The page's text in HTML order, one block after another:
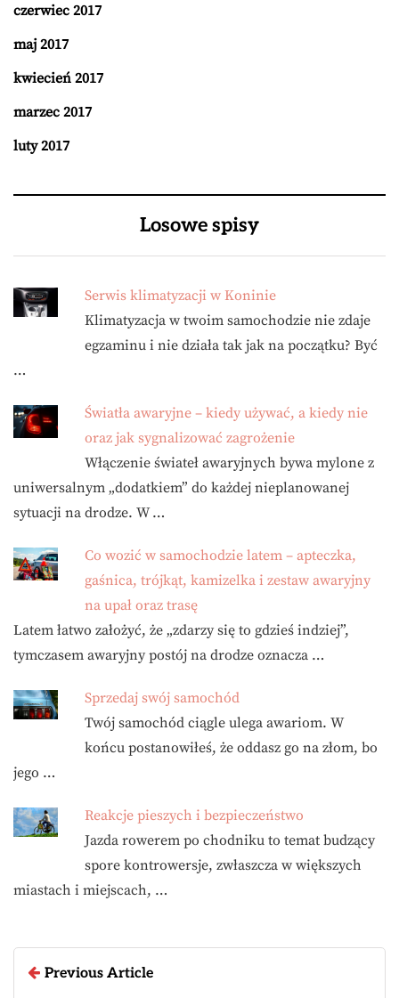
czerwiec 2017
maj 2017
kwiecień 2017
marzec 2017
luty 2017
Losowe spisy
Serwis klimatyzacji w Koninie
Klimatyzacja w twoim samochodzie nie zdaje
egzaminu i nie działa tak jak na początku? Być
…
Światła awaryjne – kiedy używać, a kiedy nie
oraz jak sygnalizować zagrożenie
Włączenie świateł awaryjnych bywa mylone z
uniwersalnym „dodatkiem” do każdej nieplanowanej
sytuacji na drodze. W …
Co wozić w samochodzie latem – apteczka,
gaśnica, trójkąt, kamizelka i zestaw awaryjny
na upał oraz trasę
Latem łatwo założyć, że „zdarzy się to gdzieś indziej”,
tymczasem awaryjny postój na drodze oznacza …
Sprzedaj swój samochód
Twój samochód ciągle ulega awariom. W
końcu postanowiłeś, że oddasz go na złom, bo
jego …
Reakcje pieszych i bezpieczeństwo
Jazda rowerem po chodniku to temat budzący
spore kontrowersje, zwłaszcza w większych
miastach i miejscach, …
Previous Article